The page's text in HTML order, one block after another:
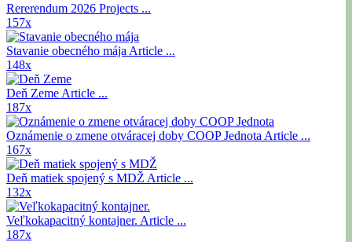
Rererendum 2026 Projects ...
157x
Stavanie obecného mája Article ...
148x
Deň Zeme Article ...
187x
Oznámenie o zmene otváracej doby COOP Jednota Article ...
167x
Deň matiek spojený s MDŽ Article ...
132x
Veľkokapacitný kontajner. Article ...
187x